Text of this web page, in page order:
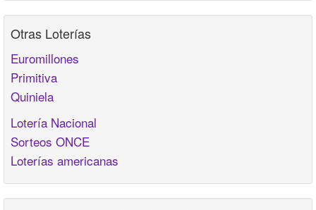
Otras Loterías
Euromillones
Primitiva
Quiniela
Lotería Nacional
Sorteos ONCE
Loterías americanas